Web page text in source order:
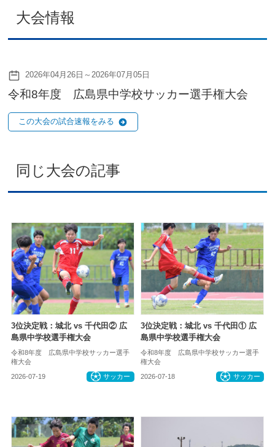
大会情報
2026年04月26日～2026年07月05日
令和8年度 広島県中学校サッカー選手権大会
この大会の試合速報をみる
同じ大会の記事
3位決定戦：城北 vs 千代田② 広
島県中学校選手権大会
令和8年度 広島県中学校サッカー選手
権大会
2026-07-19 サッカー
3位決定戦：城北 vs 千代田① 広
島県中学校選手権大会
令和8年度 広島県中学校サッカー選手
権大会
2026-07-18 サッカー